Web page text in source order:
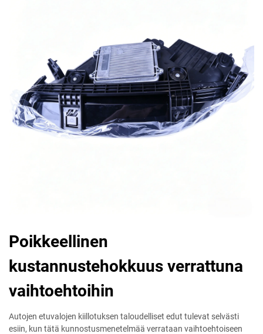
Poikkeellinen
kustannustehokkuus verrattuna
vaihtoehtoihin
Autojen etuvalojen kiillotuksen taloudelliset edut tulevat selvästi
esiin, kun tätä kunnostusmenetelmää verrataan vaihtoehtoiseen